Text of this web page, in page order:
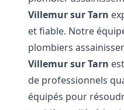
Villemur sur Tarn
et fiable. Notre
plombiers
Villemur sur Tarn
de professionnels
équipés pour